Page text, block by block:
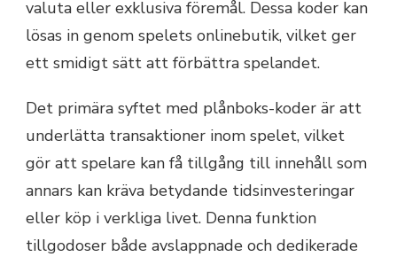
valuta eller exklusiva föremål. Dessa koder kan
lösas in genom spelets onlinebutik, vilket ger
ett smidigt sätt att förbättra spelandet.
Det primära syftet med plånboks-koder är att
underlätta transaktioner inom spelet, vilket
gör att spelare kan få tillgång till innehåll som
annars kan kräva betydande tidsinvesteringar
eller köp i verkliga livet. Denna funktion
tillgodoser både avslappnade och dedikerade